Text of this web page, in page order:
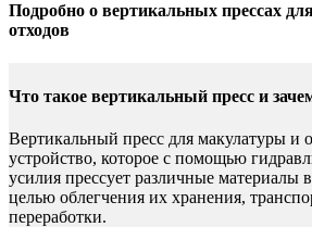
Подробно о вертикальных прессах
отходов
Что такое вертикальный пресс и
Вертикальный пресс для макулатуры и
устройство, которое с помощью
усилия прессует различные материалы
целью облегчения их хранения,
переработки.